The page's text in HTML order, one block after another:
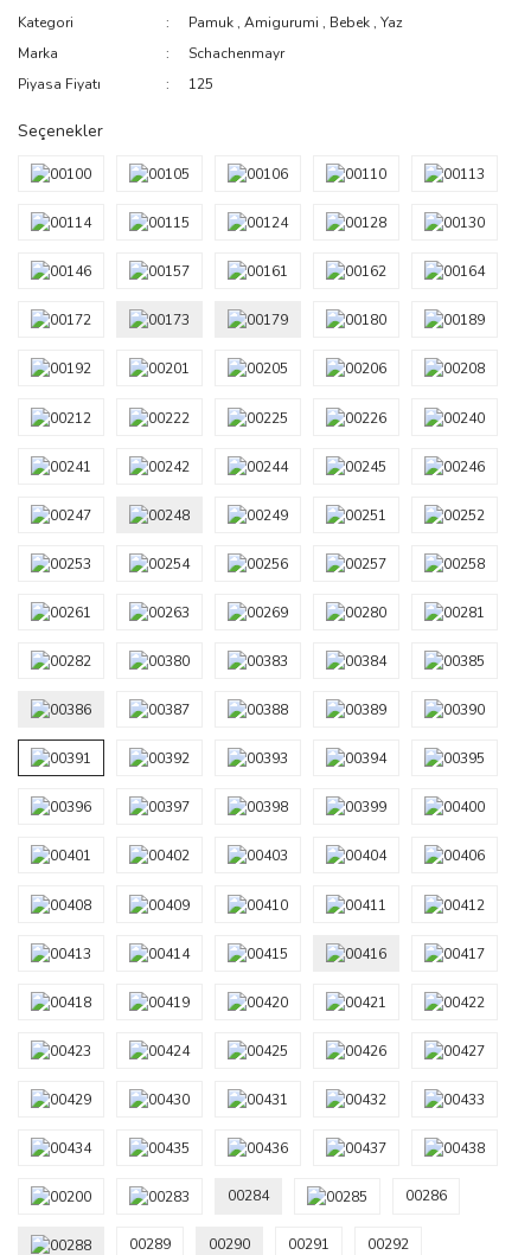
Kategori Pamuk ,Amigurumi , Bebek ,Yaz
Marka
Schachenmayr
Piyasa Fiyatı
125
Seçenekler
00284 00286
00289 00290 00291 00292